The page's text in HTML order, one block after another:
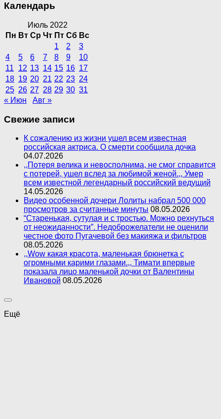
Календарь
Июль 2022
Пн Вт Ср Чт Пт Сб Вс
1
2
3
4
5 6 7 8 9
10
11
12 13 14 15 16 17
18 19 20 21 22 23 24
25 26 27 28 29 30 31
« Июн
Авг »
Свежие записи
К сожалению из жизни ушел всем известная
российская актриса. О смерти сообщила дочка
04.07.2026
,,Потеря велика и невосполнима, не смог справится
с потерей, ушел вслед за любимой женой.,, Умер
всем известной легендарный российский ведущий
14.05.2026
Видео особенной дочери Лолиты набрал 500 000
просмотров за считанные минуты 08.05.2026
“Старенькая, сутулая и с тростью. Можно рехнуться
от неожиданности”. Недоброжелатели не оценили
честное фото Пугачевой без макияжа и фильтров
08.05.2026
,,Wow какая красота, маленькая брюнетка с
огромными карими глазами.,, Тимати впервые
показала лицо маленькой дочки от Валентины
Ивановой 08.05.2026
Ещё